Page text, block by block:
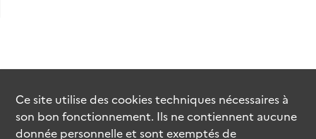
Ce site utilise descookiestechniques nécessaires à
son bon fonctionnement. Ils ne contiennent aucune
donnée personnelle et sont exemptés de